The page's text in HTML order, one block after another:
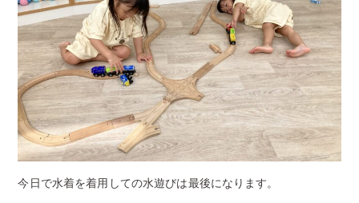
今日で水着を着用しての水遊びは最後になります。